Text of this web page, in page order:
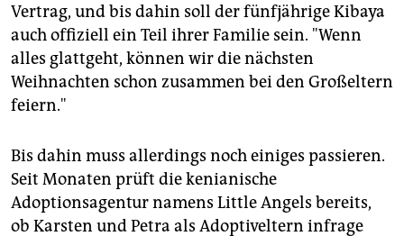
Vertrag, und bis dahin soll der fünfjährige Kibaya
auch offiziell ein Teil ihrer Familie sein. "Wenn
alles glattgeht, können wir die nächsten
Weihnachten schon zusammen bei den Großeltern
feiern."
Bis dahin muss allerdings noch einiges passieren.
Seit Monaten prüft die kenianische
Adoptionsagentur namens Little Angels bereits,
ob Karsten und Petra als Adoptiveltern infrage